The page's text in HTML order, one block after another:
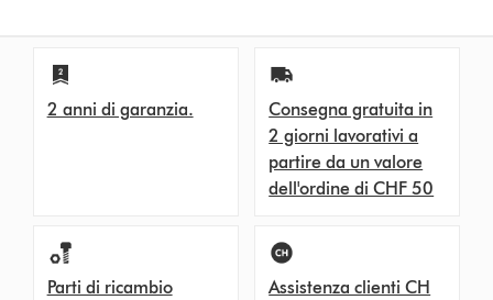
2 anni di garanzia.
Consegna gratuita in
2 giorni lavorativi a
partire da un valore
dell'ordine di CHF 50
Parti di ricambio
Assistenza clienti CH